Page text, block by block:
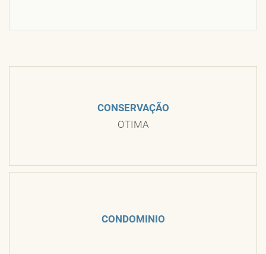
CONSERVAÇÃO
OTIMA
CONDOMINIO